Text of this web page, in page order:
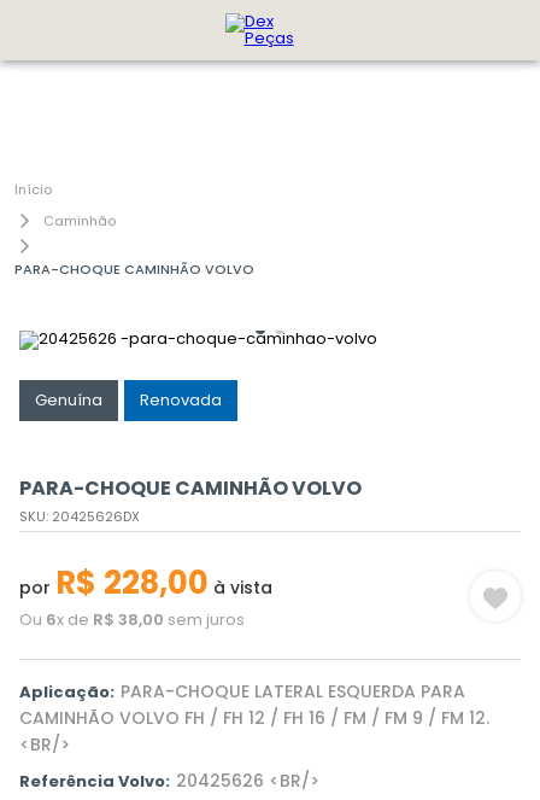
Caminhão
PARA-CHOQUE CAMINHÃO VOLVO
Genuína Renovada
PARA-CHOQUE CAMINHÃO VOLVO
SKU: 20425626DX
por R$ 228,00 à vista
Ou 6x de R$ 38,00 sem juros
Aplicação: PARA-CHOQUE LATERAL ESQUERDA PARA
CAMINHÃO VOLVO FH / FH 12 / FH 16 / FM / FM 9 / FM 12.
<BR/>
Referência Volvo: 20425626 <BR/>